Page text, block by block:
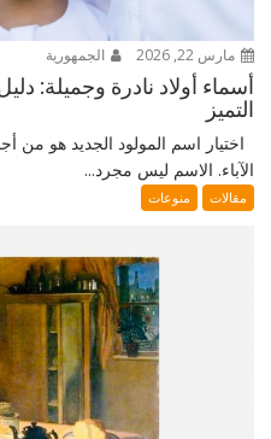
مارس 22, 2026 الجمهورية
أسماء أولاد نادرة وجميلة:
التميز
اختيار اسم المولود الجديد هو من
الآباء. الاسم ليس مجرد...
مقالات منوعات